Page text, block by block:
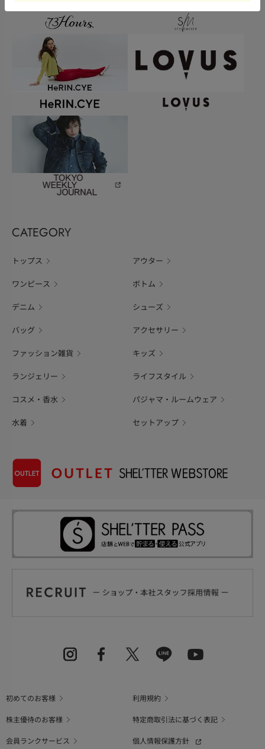
CATEGORY
トップス アウター
ワンピース ボトム
デニム シューズ
バッグ アクセサリー
ファッション雑貨 キッズ
ランジェリー ライフスタイル
コスメ・香水 パジャマ・ルームウェア
水着 セットアップ
初めてのお客様
利用規約
株主優待のお客様
特定商取引法に基づく表記
会員ランクサービス
個人情報保護方針